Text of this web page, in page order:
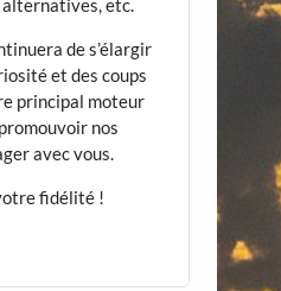
de s’élargir
et des coups
principal moteur
nos
avec vous.
fidélité !